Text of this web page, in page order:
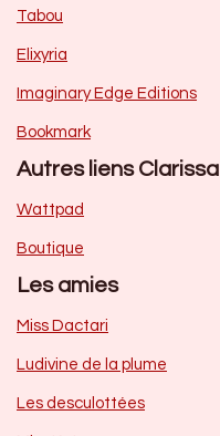
Tabou
Elixyria
Imaginary Edge Editions
Bookmark
Autres liens Clarissa
Wattpad
Boutique
Les amies
Miss Dactari
Ludivine de la plume
Les desculottées